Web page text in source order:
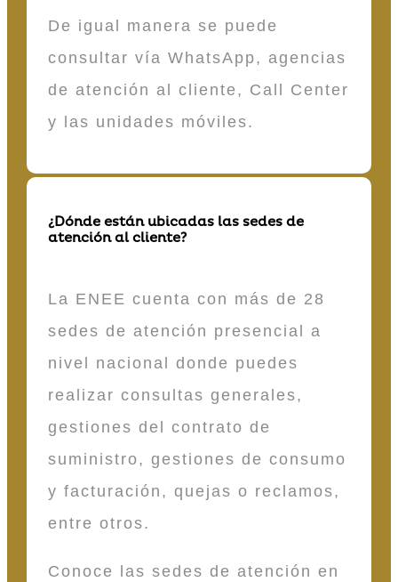
De igual manera se puede
consultar vía WhatsApp, agencias
de atención al cliente, Call Center
y las unidades móviles.
¿Dónde están ubicadas las sedes de
atención al cliente?
La ENEE cuenta con más de 28
sedes de atención presencial a
nivel nacional donde puedes
realizar consultas generales,
gestiones del contrato de
suministro, gestiones de consumo
y facturación, quejas o reclamos,
entre otros.
Conoce las sedes de atención en